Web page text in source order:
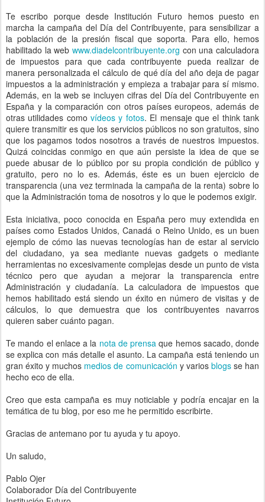
Te escribo porque desde Institución Futuro hemos puesto en
marcha la campaña del Día del Contribuyente, para sensibilizar a
la población de la presión fiscal que soporta. Para ello, hemos
habilitado la web www.diadelcontribuyente.org con una calculadora
de impuestos para que cada contribuyente pueda realizar de
manera personalizada el cálculo de qué día del año deja de pagar
impuestos a la administración y empieza a trabajar para sí mismo.
Además, en la web se incluyen cifras del Día del Contribuyente en
España y la comparación con otros países europeos, además de
otras utilidades comovídeos y fotos. El mensaje que el think tank
quiere transmitir es que los servicios públicos no son gratuitos, sino
que los pagamos todos nosotros a través de nuestros impuestos.
Quizá coincidas conmigo en que aún persiste la idea de que se
puede abusar de lo público por su propia condición de público y
gratuito, pero no lo es. Además, éste es un buen ejercicio de
transparencia (una vez terminada la campaña de la renta) sobre lo
que la Administración toma de nosotros y lo que le podemos exigir.
Esta iniciativa, poco conocida en España pero muy extendida en
países como Estados Unidos, Canadá o Reino Unido, es un buen
ejemplo de cómo las nuevas tecnologías han de estar al servicio
del ciudadano, ya sea mediante nuevas gadgets o mediante
herramientas no excesivamente complejas desde un punto de vista
técnico pero que ayudan a mejorar la transparencia entre
Administración y ciudadanía. La calculadora de impuestos que
hemos habilitado está siendo un éxito en número de visitas y de
cálculos, lo que demuestra que los contribuyentes navarros
quieren saber cuánto pagan.
Te mando el enlace a la nota de prensa que hemos sacado, donde
se explica con más detalle el asunto. La campaña está teniendo un
gran éxito y muchos medios de comunicación y varios blogsse han
hecho eco de ella.
Creo que esta campaña es muy noticiable y podría encajar en la
temática de tu blog, por eso me he permitido escribirte.
Gracias de antemano por tu ayuda y tu apoyo.
Un saludo,
Pablo Ojer
Colaborador Día del Contribuyente